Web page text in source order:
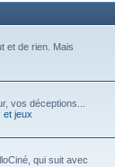
et de rien. Mais
vos déceptions...
et jeux
qui suit avec